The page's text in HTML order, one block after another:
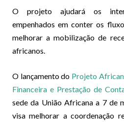
O projeto ajudará os
empenhados em conter os
melhorar a mobilização de
africanos.
O lançamento do Projeto
Financeira e Prestação de
sede da União Africana a 7 de
visa melhorar a coordenação